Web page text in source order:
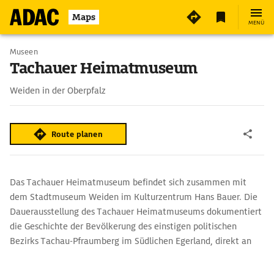
Maps MENÜ
Museen
Tachauer Heimatmuseum
Weiden in der Oberpfalz
Route planen
Das Tachauer Heimatmuseum befindet sich zusammen mit
dem Stadtmuseum Weiden im Kulturzentrum Hans Bauer. Die
Dauerausstellung des Tachauer Heimatmuseums dokumentiert
die Geschichte der Bevölkerung des einstigen politischen
Bezirks Tachau-Pfraumberg im Südlichen Egerland, direkt an